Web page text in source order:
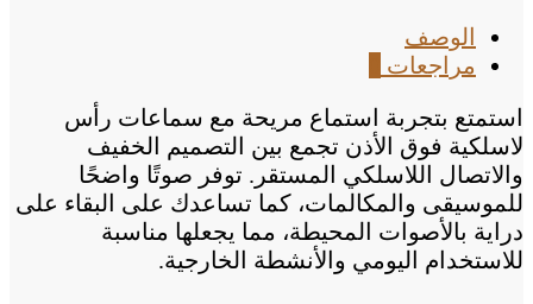
الوصف
مراجعات
استمتع بتجربة استماع مريحة مع سماعات رأس
لاسلكية فوق الأذن تجمع بين التصميم الخفيف
والاتصال اللاسلكي المستقر. توفر صوتًا واضحًا
للموسيقى والمكالمات، كما تساعدك على البقاء على
دراية بالأصوات المحيطة، مما يجعلها مناسبة
للاستخدام اليومي والأنشطة الخارجية.